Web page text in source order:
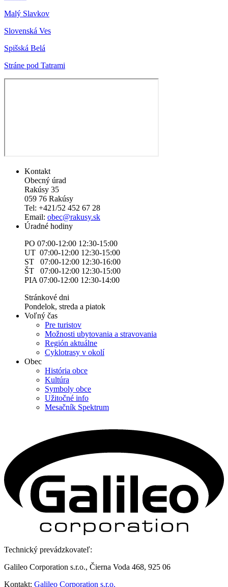
Malý Slavkov
Slovenská Ves
Spišská Belá
Stráne pod Tatrami
Kontakt
Obecný úrad
Rakúsy 35
059 76 Rakúsy
Tel: +421/52 452 67 28
Email: obec@rakusy.sk
Úradné hodiny
PO 07:00-12:00 12:30-15:00
UT 07:00-12:00 12:30-15:00
ST 07:00-12:00 12:30-16:00
ŠT 07:00-12:00 12:30-15:00
PIA 07:00-12:00 12:30-14:00
Stránkové dni
Pondelok, streda a piatok
Voľný čas
Pre turistov
Možnosti ubytovania a stravovania
Región aktuálne
Cyklotrasy v okolí
Obec
História obce
Kultúra
Symboly obce
Užitočné info
Mesačník Spektrum
Technický prevádzkovateľ:
Galileo Corporation s.r.o., Čierna Voda 468, 925 06
Kontakt: Galileo Corporation s.r.o.